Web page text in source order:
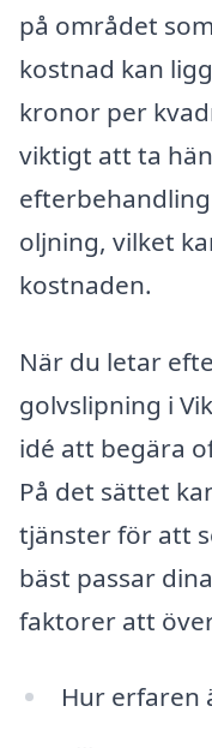
på området
kostnad kan
kronor per
viktigt att ta
oljning, vilket
kostnaden.
När du letar
golvslipning i
idé att begära
På det sättet
tjänster för att
bäst passar
faktorer att
Hur erfaren